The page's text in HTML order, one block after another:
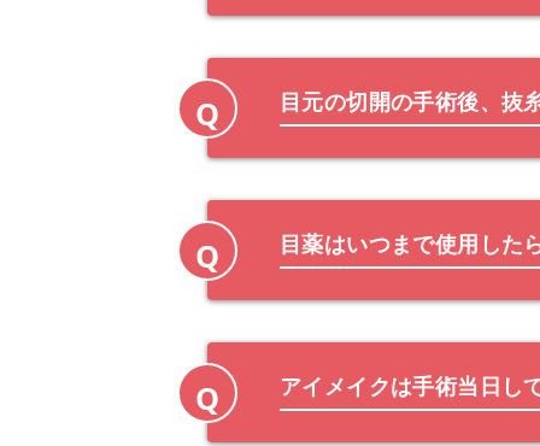
Q 目元の切開の手術後、抜
Q 目薬はいつまで使用した
Q アイメイクは手術当日し